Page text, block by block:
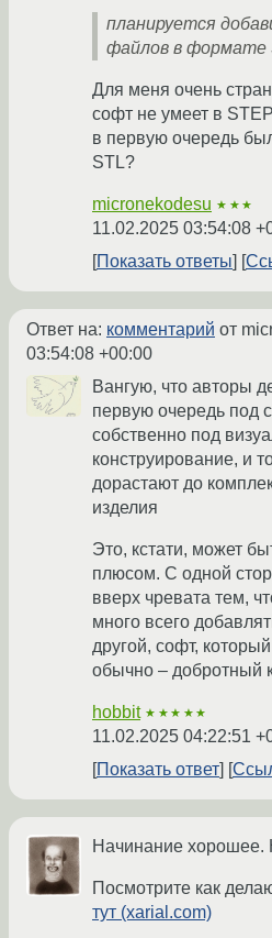
планируется
файлов в формате
Для меня очень
софт не умеет в
в первую очередь
STL?
micronekodesu ★★★
11.02.2025 03:54:08
Показать ответы
Ответ на: комментарий от
03:54:08 +00:00
Вангую, что авторы
первую очередь под
собственно под
конструирование, и
дорастают до
изделия
Это, кстати, может
плюсом. С одной
вверх чревата тем,
много всего
другой, софт,
обычно – добротный
hobbit ★★★★★
11.02.2025 04:22:51
Показать ответ
Начинание хорошее.
Посмотрите как
тут (xarial.com)